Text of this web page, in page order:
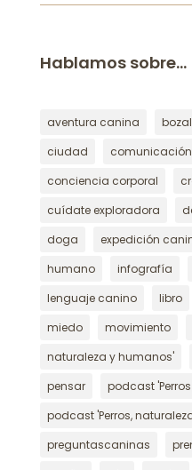
Hablamos sobre…
aventura canina bozal
ciudad
conciencia corporal
cuídate exploradora
doga
expedición
humano
infografía
lenguaje canino
libro
miedo
movimiento
naturaleza y humanos'
pensar
podcast 'Perros
podcast 'Perros,
preguntascaninas